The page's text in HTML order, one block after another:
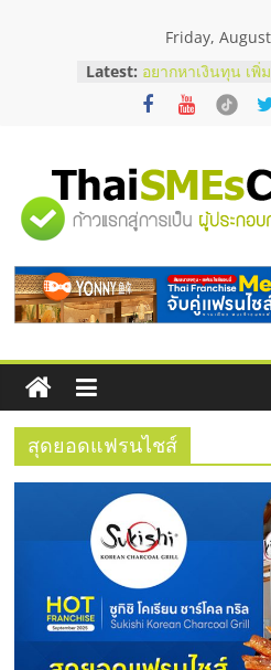
Friday,
Latest: บริษัท
วิธีเลือกผู้ให้บริกา
โจทย์ธุรกิจ
สัมมนาออนไลน์ โ
บริการน้ำมัน Shell
สัมมนาลงทุน แฟ
ไชส์ ครั้งที่ 8
ร้านเครื่องเสียงคุ
โซลูชันระบบภาพแ
"ศูนย์
รวม
ข้อมูล
ธุรกิจ
SME
แห่ง
ประเทศไท
สุดยอดแฟรนไชส์